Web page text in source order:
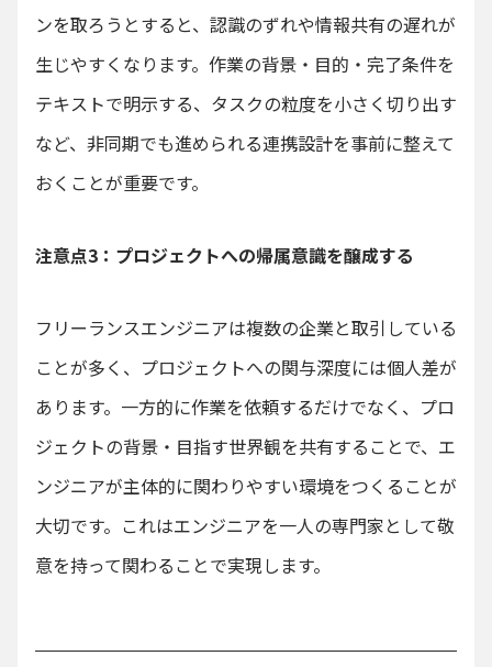
ンを取ろうとすると、認識のずれや情報共有の遅れが
生じやすくなります。作業の背景・目的・完了条件を
テキストで明示する、タスクの粒度を小さく切り出す
など、非同期でも進められる連携設計を事前に整えて
おくことが重要です。
注意点3：プロジェクトへの帰属意識を醸成する
フリーランスエンジニアは複数の企業と取引している
ことが多く、プロジェクトへの関与深度には個人差が
あります。一方的に作業を依頼するだけでなく、プロ
ジェクトの背景・目指す世界観を共有することで、エ
ンジニアが主体的に関わりやすい環境をつくることが
大切です。これはエンジニアを一人の専門家として敬
意を持って関わることで実現します。